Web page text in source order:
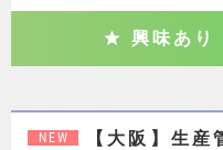
興味あり
NEW
【大阪】生